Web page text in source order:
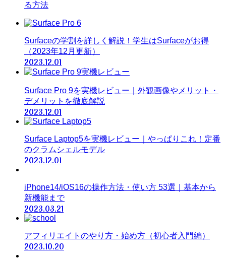
る方法
Surfaceの学割を詳しく解説！学生はSurfaceがお得
（2023年12月更新）
2023.12.01
Surface Pro 9を実機レビュー｜外観画像やメリット・
デメリットを徹底解説
2023.12.01
Surface Laptop5を実機レビュー｜やっぱりこれ！定番
のクラムシェルモデル
2023.12.01
iPhone14/iOS16の操作方法・使い方 53選｜基本から
新機能まで
2023.03.21
アフィリエイトのやり方・始め方（初心者入門編）
2023.10.20